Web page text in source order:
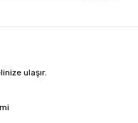
ulaşır.